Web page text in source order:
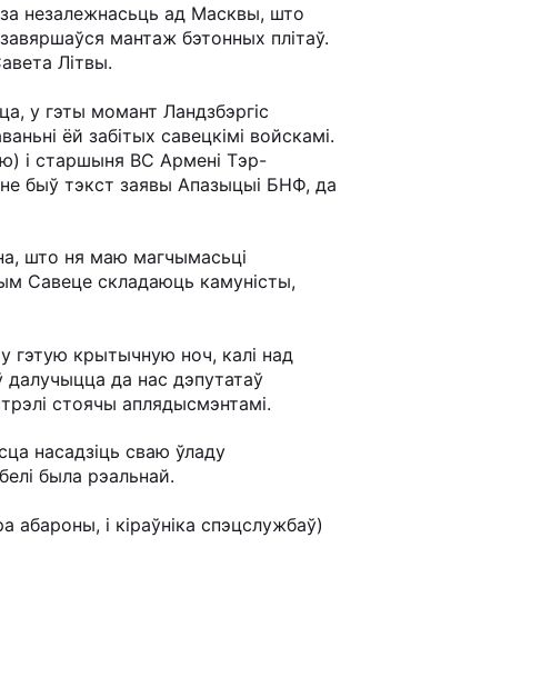
за незалежнасьць ад Масквы, што
мантаж бэтонных плітаў.
Літвы.
у гэты момант Ландзбэргіс
ёй забітых савецкімі войскамі.
і старшыня ВС Армені Тэр-
быў тэкст заявы Апазыцыі БНФ, да
што ня маю магчымасьці
Савеце складаюць камуністы,
гэтую крытычную ноч, калі над
далучыцца да нас дэпутатаў
стоячы аплядысмэнтамі.
насадзіць сваю ўладу
была рэальнай.
абароны, і кіраўніка спэцслужбаў)